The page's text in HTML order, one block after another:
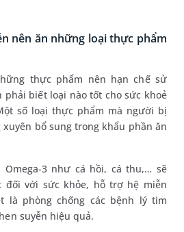
nên ăn những loại thực phẩm
thực phẩm nên hạn chế sử
phải biết loại nào tốt cho sức khoẻ
số loại thực phẩm mà người bị
bổ sung trong khẩu phần ăn
Omega-3 như cá hồi, cá thu,… sẽ
đối với sức khỏe, hỗ trợ hệ miễn
là phòng chống các bệnh lý tim
suyễn hiệu quả.